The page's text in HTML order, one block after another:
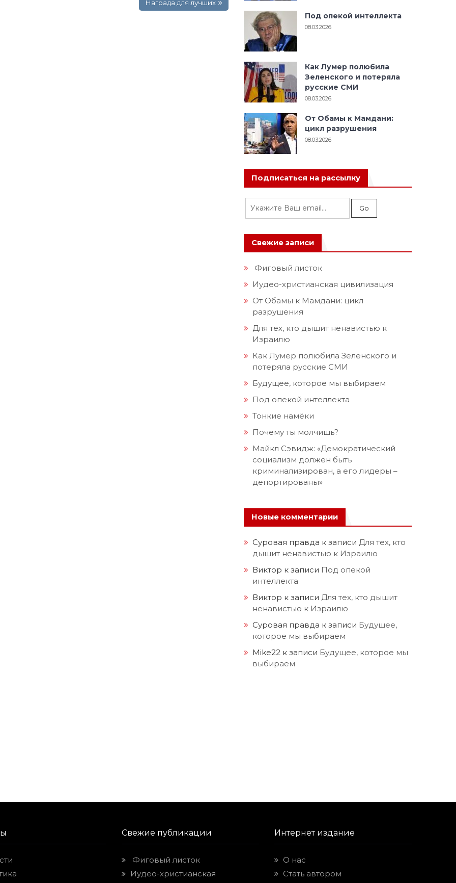
Награда для лучших
Под опекой интеллекта
08.03.2026
Как Лумер полюбила
Зеленского и потеряла
русские СМИ
08.03.2026
От Обамы к Мамдани:
цикл разрушения
08.03.2026
Подписаться на рассылку
Свежие записи
Фиговый листок
Иудео-христианская цивилизация
От Обамы к Мамдани: цикл
разрушения
Для тех, кто дышит ненавистью к
Израилю
Как Лумер полюбила Зеленского и
потеряла русские СМИ
Будущее, которое мы выбираем
Под опекой интеллекта
Тонкие намёки
Почему ты молчишь?
Майкл Сэвидж: «Демократический
социализм должен быть
криминализирован, а его лидеры –
депортированы»
Новые комментарии
Суровая правда к записи Для тех, кто
дышит ненавистью к Израилю
Виктор к записи Под опекой
интеллекта
Виктор к записи Для тех, кто дышит
ненавистью к Израилю
Суровая правда к записи Будущее,
которое мы выбираем
Mike22 к записи Будущее, которое мы
выбираем
Свежие публикации
Фиговый листок
Иудео-христианская
Интернет издание
О нас
Стать автором